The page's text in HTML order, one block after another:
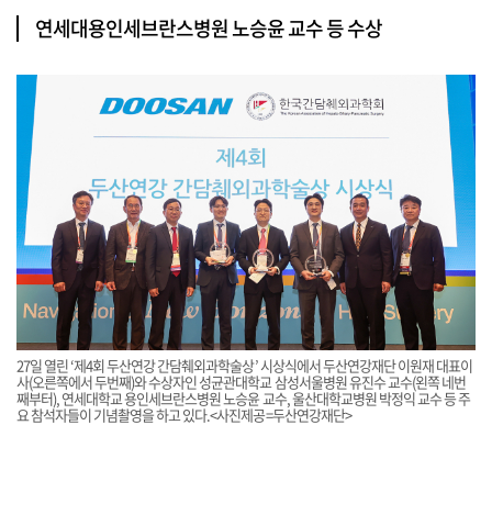
연세대용인세브란스병원 노승윤 교수 등 수상
27일 열린 ‘제4회 두산연강 간담췌외과학술상’ 시상식에서 두산연강재단 이원재 대표이
사(오른쪽에서 두번째)와 수상자인 성균관대학교 삼성서울병원 유진수 교수(왼쪽 네번
째부터), 연세대학교 용인세브란스병원 노승윤 교수, 울산대학교병원 박정익 교수 등 주
요 참석자들이 기념촬영을 하고 있다.<사진제공=두산연강재단>